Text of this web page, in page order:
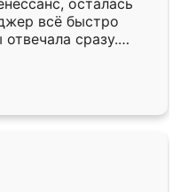
осталась
всё быстро
сразу.
подошёл к
Собрали
аккуратно, даже